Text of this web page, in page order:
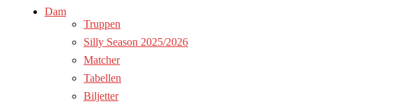
Dam
Truppen
Silly Season 2025/2026
Matcher
Tabellen
Biljetter